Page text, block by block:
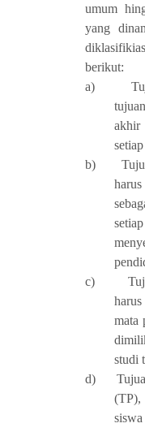
umum
yang
berikut:
a)
akhir
b)
c)
mata
studi
d)